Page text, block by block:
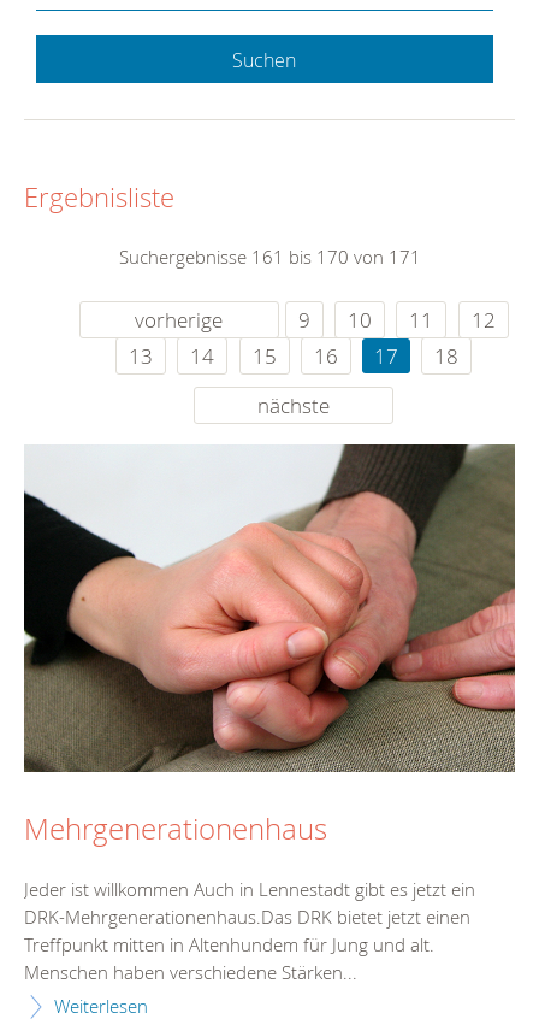
Suchen
Ergebnisliste
Suchergebnisse 161 bis 170 von 171
vorherige 9 10 11
12
13
14 15 16 17
18
nächste
Mehrgenerationenhaus
Jeder ist willkommen Auch in Lennestadt gibt es jetzt ein
DRK-Mehrgenerationenhaus.Das DRK bietet jetzt einen
Treffpunkt mitten in Altenhundem für Jung und alt.
Menschen haben verschiedene Stärken...
Weiterlesen